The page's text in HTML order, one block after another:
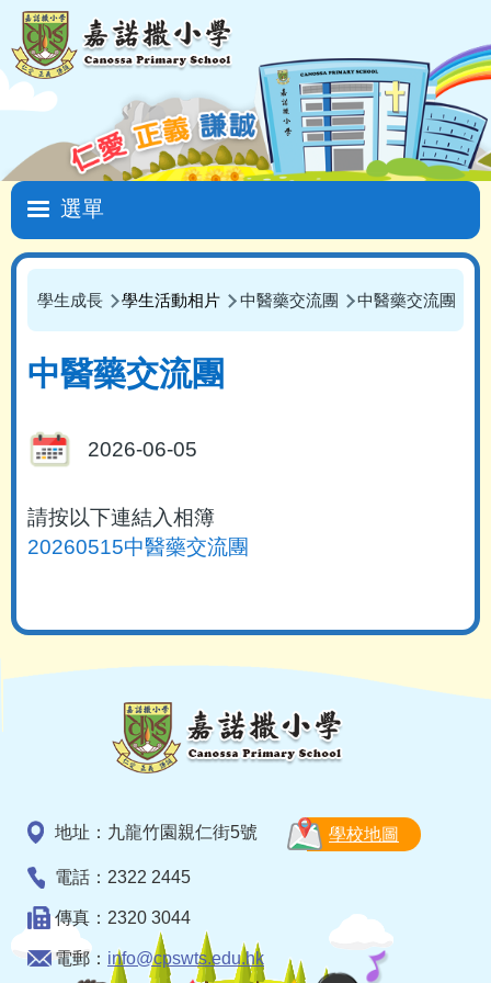
移至主內容
Main
navigation
導
連
學生成長 學生活動相片 中醫藥交流團 中醫藥交流團
中醫藥交流團
2026-06-05
請按以下連結入相簿
20260515中醫藥交流團
地址：九龍竹園親仁街5號 學校地圖
電話：2322 2445
傳真：2320 3044
電郵： info@cpswts.edu.hk